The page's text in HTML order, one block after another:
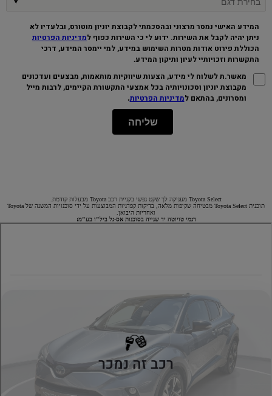
המידע האישי נמסר מרצוני ובהסכמתי לקבוצת יוניון מוטורס, ובלעדיו לא
ניתן יהיה לקבל את השירות. ידוע לי כי השירות כפוף למדיניות הפרטיות
הכוללת פירוט אודות מטרות השימוש במידע, למי יימסר המידע, דרכי
התקשרות וזכויותיי לעיון ותיקון המידע.
מאשר.ת לשלוח לי מידע, הצעות שיווקיות מותאמות, מבצעים ועדכונים
מקבוצת יוניון וסכונויותיה בכל אמצעי התקשורת הקיימים, לרבות מייל
ומסרונים, בהתאם למדיניות הפרטיות.
שליחה
Toyota Select מעניקה לך שקט נפשי בקניית רכב Toyota מבעלות קודמת.
תוכנית Toyota Select מבטיחה שקיפות מלאה, בדיקות קפדניות המבוצעות על ידי סוכנויות המשנה של Toyota
ואחריות היבואן.
דגמי טויוטה יד שנייה בסוכנות אס-גל ביל"ו בע"מ: